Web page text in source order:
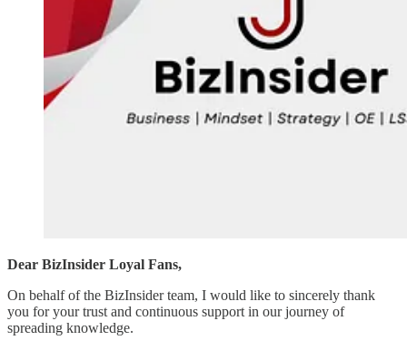
Dear BizInsider Loyal Fans,
On behalf of the BizInsider team, I would like to sincerely thank
you for your trust and continuous support in our journey of
spreading knowledge.